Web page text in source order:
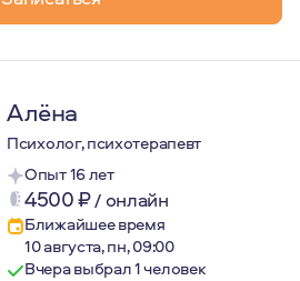
Алёна
Психолог, психотерапевт
Опыт 16 лет
4500₽/ онлайн
Ближайшее время
10 августа, пн, 09:00
Вчера выбрал 1 человек